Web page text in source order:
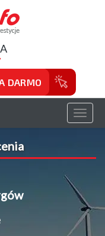
DARMO
Toggle